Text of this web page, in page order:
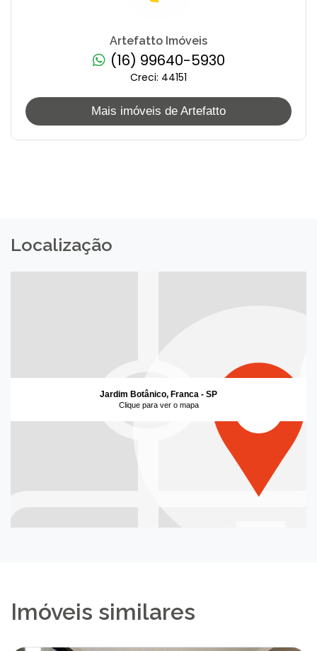
Artefatto Imóveis
(16) 99640-5930
Creci: 44151
Mais imóveis de Artefatto
Localização
Jardim Botânico, Franca - SP
Clique para ver o mapa
Imóveis similares